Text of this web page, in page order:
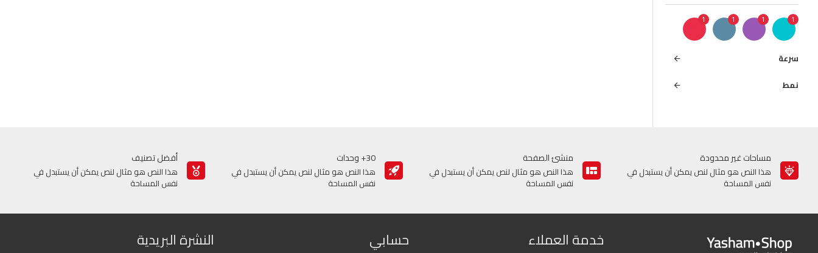
سرعة
نمط
1
1
1
1
مساحات غير محدودة
هذا النص هو مثال لنص يمكن أن يستبدل في
نفس المساحة
منشئ الصفحة
هذا النص هو مثال لنص يمكن أن يستبدل في
نفس المساحة
30+ وحدات
هذا النص هو مثال لنص يمكن أن يستبدل في
نفس المساحة
أفضل تصنيف
هذا النص هو مثال لنص يمكن أن يستبدل في
نفس المساحة
خدمة العملاء حسابي النشرة البريدية